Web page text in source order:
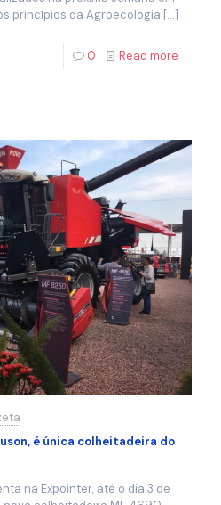
princípios da Agroecologia […]
0 Read more
é única colheitadeira do
na Expointer, até o dia 3 de